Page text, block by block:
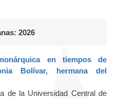
2026
en tiempos de
Bolívar, hermana del
de la Universidad Central de